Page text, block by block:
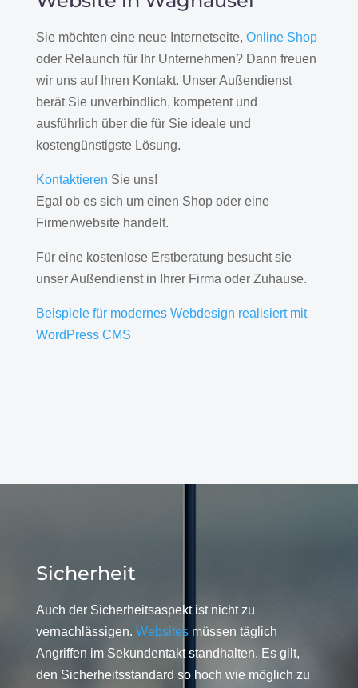
Sie möchten eine neue Internetseite, Online Shop
oder Relaunch für Ihr Unternehmen? Dann freuen
wir uns auf Ihren Kontakt. Unser Außendienst
berät Sie unverbindlich, kompetent und
ausführlich über die für Sie ideale und
kostengünstigste Lösung.
Kontaktieren Sie uns!
Egal ob es sich um einen Shop oder eine
Firmenwebsite handelt.
Für eine kostenlose Erstberatung besucht sie
unser Außendienst in Ihrer Firma oder Zuhause.
Beispiele für modernes Webdesign realisiert mit
WordPress CMS
Sicherheit
Auch der Sicherheitsaspekt ist nicht zu
vernachlässigen. Websitesmüssen täglich
Angriffen im Sekundentakt standhalten. Es gilt,
den Sicherheitsstandard so hoch wie möglich zu